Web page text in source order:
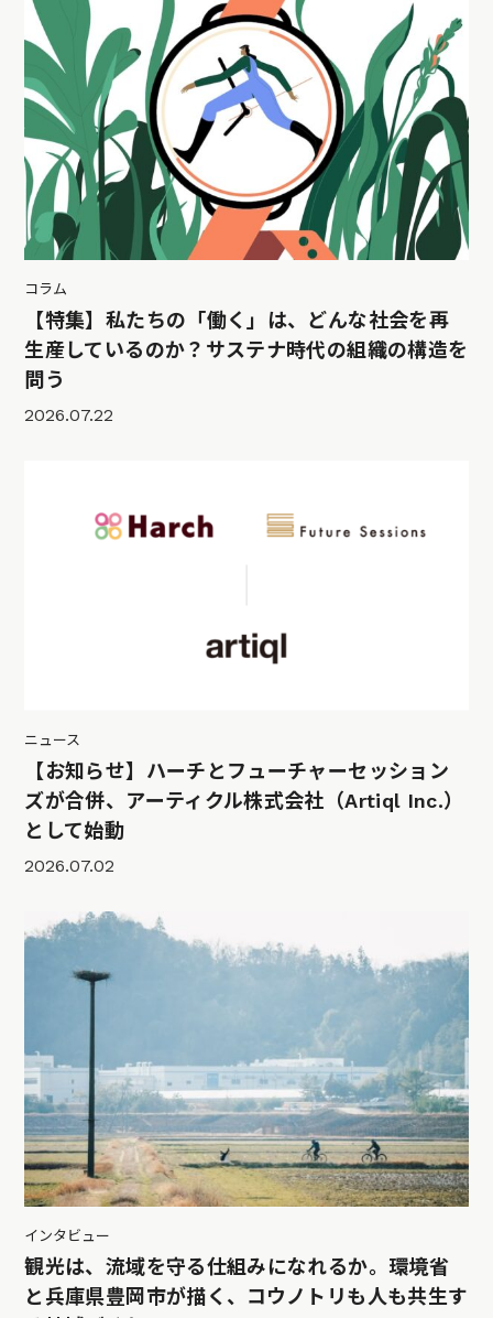
コラム
【特集】私たちの「働く」は、どんな社会を再
生産しているのか？サステナ時代の組織の構造を
問う
2026.07.22
ニュース
【お知らせ】ハーチとフューチャーセッション
ズが合併、アーティクル株式会社（Artiql Inc.）
として始動
2026.07.02
インタビュー
観光は、流域を守る仕組みになれるか。環境省
と兵庫県豊岡市が描く、コウノトリも人も共生す